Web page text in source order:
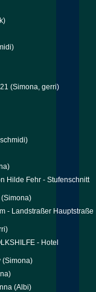
(Simona, gerri)
Hilde Fehr - Stufenschnitt
(Simona)
- Landstraßer Hauptstraße
- Hotel
(Simona)
(Albi)